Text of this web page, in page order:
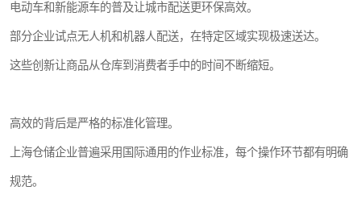
电动车和新能源车的普及让城市配送更环保高效。
部分企业试点无人机和机器人配送，在特定区域实现极速送达。
这些创新让商品从仓库到消费者手中的时间不断缩短。
高效的背后是严格的标准化管理。
上海仓储企业普遍采用国际通用的作业标准，每个操作环节都有明确
规范。